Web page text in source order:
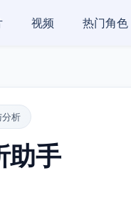
视频 热门角色
分析
助手